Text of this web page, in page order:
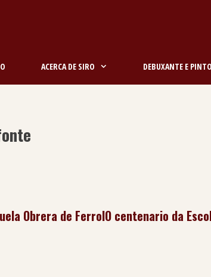
ACERCA DE SIRO DEBUXANTE E
Obrera de FerrolO centenario da